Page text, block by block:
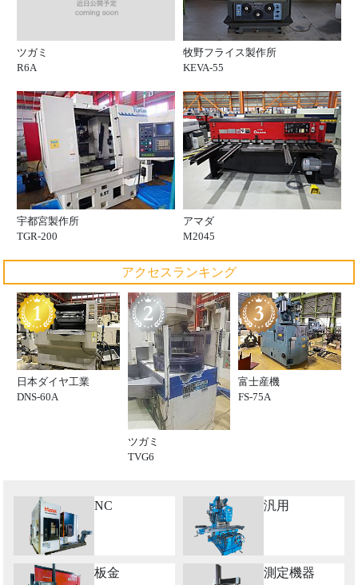
ツガミ
R6A
牧野フライス製作所
KEVA-55
宇都宮製作所
TGR-200
アマダ
M2045
アクセスランキング
日本ダイヤ工業
DNS-60A
ツガミ
TVG6
富士産機
FS-75A
NC 汎用
板金 測定機器